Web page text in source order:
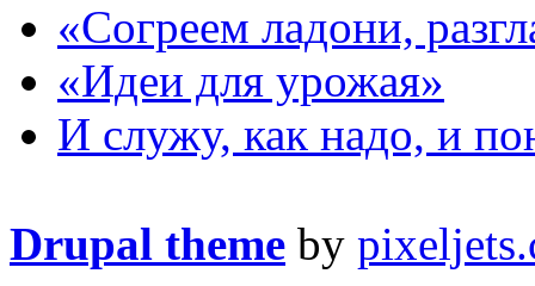
«Согреем ладони,
«Идеи для урожая»
И служу, как надо, и
Drupal theme by